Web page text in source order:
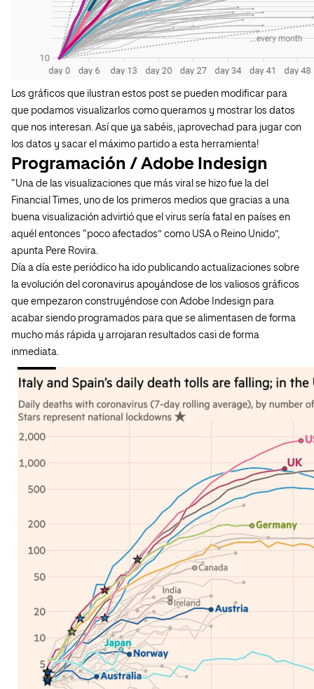
Los gráficos que ilustran estos post se pueden modificar para
que podamos visualizarlos como queramos y mostrar los datos
que nos interesan. Así que ya sabéis, ¡aprovechad para jugar con
los datos y sacar el máximo partido a esta herramienta!
Programación / Adobe Indesign
“Una de las visualizaciones que más viral se hizo fue la del
Financial Times, uno de los primeros medios que gracias a una
buena visualización advirtió que el virus sería fatal en países en
aquél entonces “poco afectados” como USA o Reino Unido”,
apunta Pere Rovira.
Día a día este periódico ha ido publicando actualizaciones sobre
la evolución del coronavirus apoyándose de los valiosos gráficos
que empezaron construyéndose con Adobe Indesign para
acabar siendo programados para que se alimentasen de forma
mucho más rápida y arrojaran resultados casi de forma
inmediata.